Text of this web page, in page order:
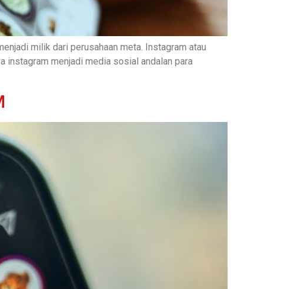
milik dari perusahaan meta. Instagram atau
instagram menjadi media sosial andalan para